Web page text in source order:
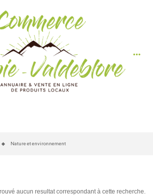
more_horiz
Nature et environnement
aucun resultat correspondant à cette recherche.